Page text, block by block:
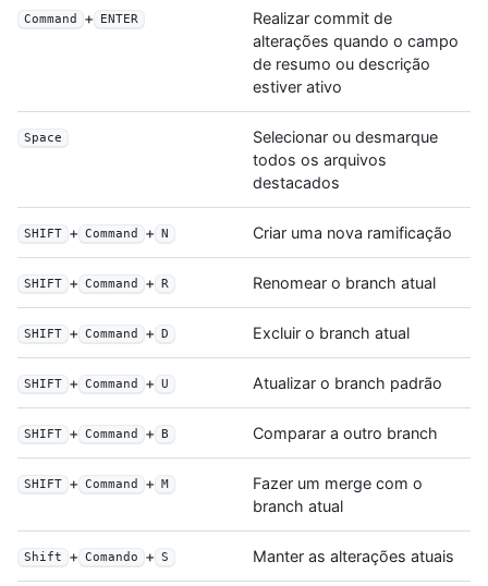
Command + ENTER
Realizar commit de
alterações quando o campo
de resumo ou descrição
estiver ativo
Space
Selecionar ou desmarque
todos os arquivos
destacados
SHIFT + Command + N Criar uma nova ramificação
SHIFT + Command + R Renomear o branch atual
SHIFT + Command + D Excluir o branch atual
SHIFT + Command + U Atualizar o branch padrão
SHIFT + Command + B Comparar a outro branch
SHIFT + Command + M
Fazer um merge com o
branch atual
Shift + Comando + S Manter as alterações atuais